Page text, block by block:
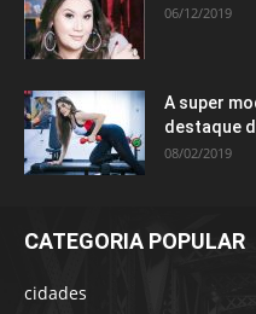
06/12/2019
A super
destaque
08/02/2019
CATEGORIA POPULAR
cidades